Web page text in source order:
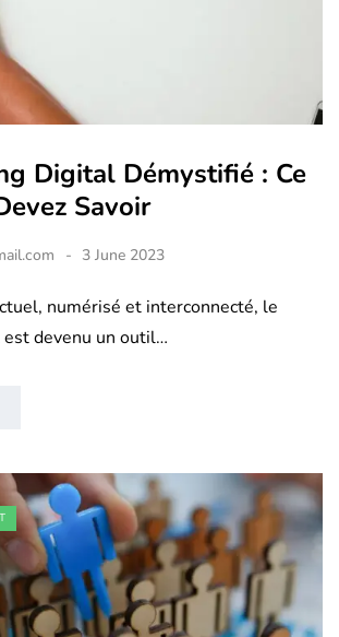
Digital Démystifié : Ce
Savoir
3 June 2023
numérisé et interconnecté, le
devenu un outil…